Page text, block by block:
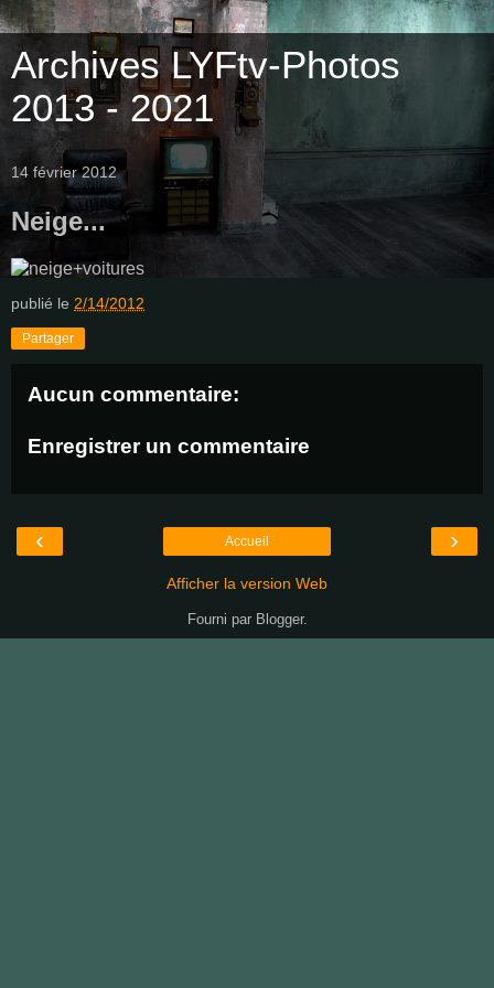
Archives LYFtv-Photos
2013 - 2021
14 février 2012
Neige...
publié le 2/14/2012
Partager
Aucun commentaire:
Enregistrer un commentaire
‹ ›
Accueil
Afficher la version Web
Fourni par Blogger.